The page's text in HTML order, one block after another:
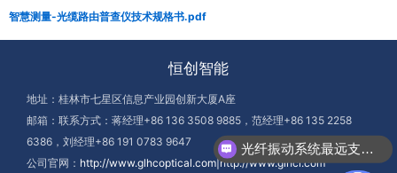
智慧测量-光缆路由普查仪技术规格书.pdf
恒创智能
地址：桂林市七星区信息产业园创新大厦A座
邮箱：联系方式：蒋经理+86 136 3508 9885，范经理+86 135 2258
6386，刘经理+86 191 0783 9647
公司官网： http://www.glhcoptical.com|http://www.glhci.com
光纤振动系统最远支持多少公里？